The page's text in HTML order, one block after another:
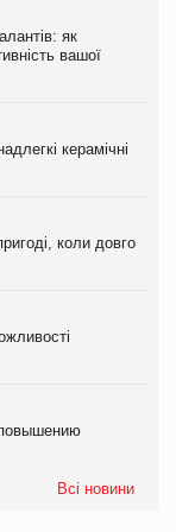
як
вашої
керамічні
коли довго
Всі новини